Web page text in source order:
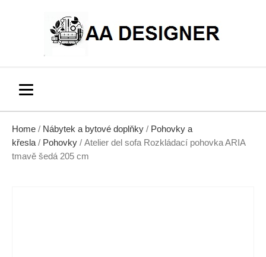
Home / Nábytek a bytové doplňky / Pohovky a
křesla / Pohovky / Atelier del sofa Rozkládací pohovka ARIA
tmavě šedá 205 cm